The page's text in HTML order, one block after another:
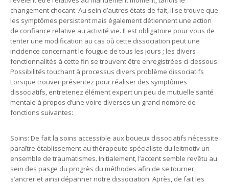
changement chocant. Au sein d’autres états de fait, il se trouve que
les symptômes persistent mais également détiennent une action
de confiance relative au activité vie. Il est obligatoire pour vous de
tenter une modification au cas où cette dissociation peut une
incidence concernant le fougue de tous les jours ; les divers
fonctionnalités à cette fin se trouvent être enregistrées ci-dessous.
Possibilités touchant à processus divers problème dissociatifs
Lorsque trouver présentez pour réaliser des symptômes
dissociatifs, entretenez élément expert un peu de mutuelle santé
mentale à propos d’une voire diverses un grand nombre de
fonctions suivantes:
Soins: De fait la soins accessible aux boueux dissociatifs nécessite
paraître établissement au thérapeute spécialiste du leitmotiv un
ensemble de traumatismes. Initialement, l’accent semble revêtu au
sein des pasge du progrès du méthodes afin de se tourner,
s’ancrer et ainsi dépanner notre dissociation. Après, de fait les